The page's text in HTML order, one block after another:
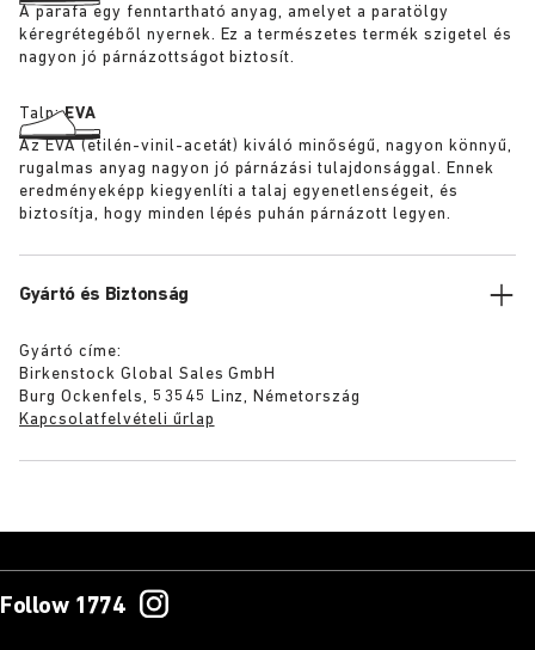
A parafa egy fenntartható anyag, amelyet a paratölgy
kéregrétegéből nyernek. Ez a természetes termék szigetel és
nagyon jó párnázottságot biztosít.
Talp:EVA
Az EVA (etilén-vinil-acetát) kiváló minőségű, nagyon könnyű,
rugalmas anyag nagyon jó párnázási tulajdonsággal. Ennek
eredményeképp kiegyenlíti a talaj egyenetlenségeit, és
biztosítja, hogy minden lépés puhán párnázott legyen.
Gyártó és Biztonság
Gyártó címe:
Birkenstock Global Sales GmbH
Burg Ockenfels, 53545 Linz, Németország
Kapcsolatfelvételi űrlap
Follow 1774